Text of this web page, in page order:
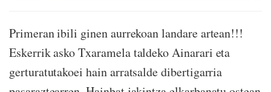
Primeran ibili ginen aurrekoan landare artean!!!
Eskerrik asko Txaramela taldeko Ainarari eta
gerturatutakoei hain arratsalde dibertigarria